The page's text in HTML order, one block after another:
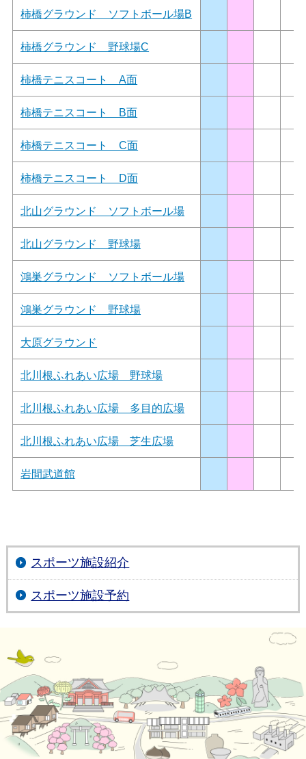
柿橋グラウンド ソフトボール場B
柿橋グラウンド 野球場C
柿橋テニスコート A面
柿橋テニスコート B面
柿橋テニスコート C面
柿橋テニスコート D面
北山グラウンド ソフトボール場
北山グラウンド 野球場
鴻巣グラウンド ソフトボール場
鴻巣グラウンド 野球場
大原グラウンド
北川根ふれあい広場 野球場
北川根ふれあい広場 多目的広場
北川根ふれあい広場 芝生広場
岩間武道館
スポーツ施設紹介
スポーツ施設予約